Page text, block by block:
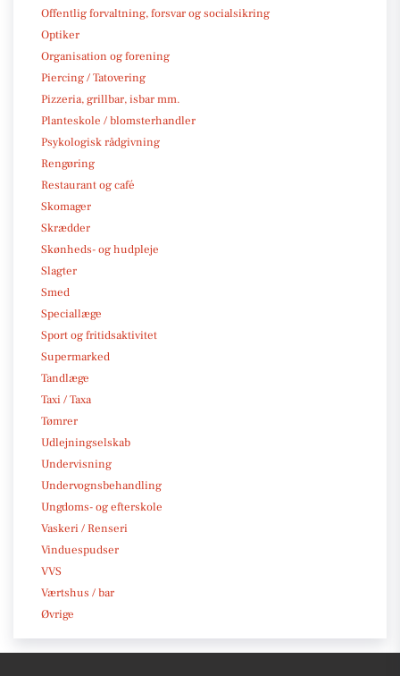
Offentlig forvaltning, forsvar og socialsikring
Optiker
Organisation og forening
Piercing / Tatovering
Pizzeria, grillbar, isbar mm.
Planteskole / blomsterhandler
Psykologisk rådgivning
Rengøring
Restaurant og café
Skomager
Skrædder
Skønheds- og hudpleje
Slagter
Smed
Speciallæge
Sport og fritidsaktivitet
Supermarked
Tandlæge
Taxi / Taxa
Tømrer
Udlejningselskab
Undervisning
Undervognsbehandling
Ungdoms- og efterskole
Vaskeri / Renseri
Vinduespudser
VVS
Værtshus / bar
Øvrige